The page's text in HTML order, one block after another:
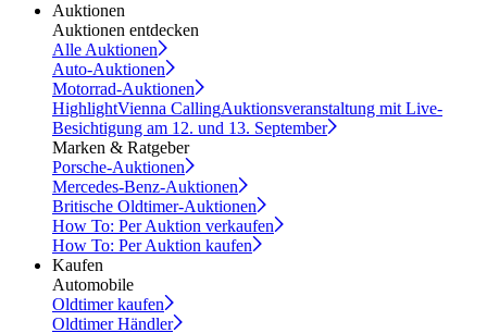
Auktionen
Auktionen entdecken
Alle Auktionen
Auto-Auktionen
Motorrad-Auktionen
HighlightVienna CallingAuktionsveranstaltung mit Live-
Besichtigung am 12. und 13. September
Marken & Ratgeber
Porsche-Auktionen
Mercedes-Benz-Auktionen
Britische Oldtimer-Auktionen
How To: Per Auktion verkaufen
How To: Per Auktion kaufen
Kaufen
Automobile
Oldtimer kaufen
Oldtimer Händler